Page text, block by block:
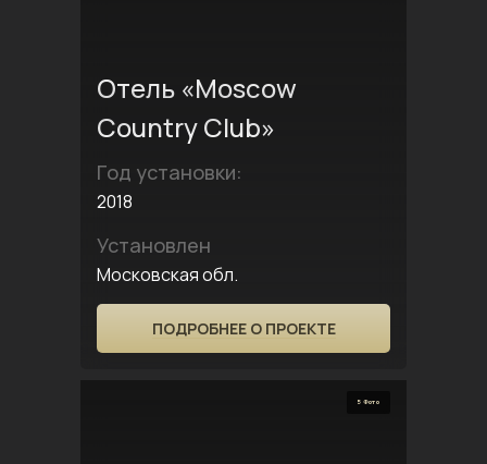
Отель «Moscow
Country Club»
Год установки:
2018
Установлен
Московская обл.
ПОДРОБНЕЕ О ПРОЕКТЕ
5 Фото